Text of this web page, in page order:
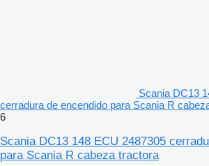
Scania DC13
cerradura de encendido para Scania R
6
Scania DC13 148 ECU 2487305
para Scania R cabeza tractora